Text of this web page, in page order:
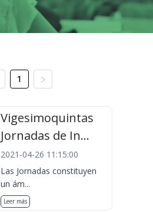
1
Vigesimoquintas
Jornadas de In...
2021-04-26 11:15:00
Las Jornadas constituyen
un ám...
Leer más